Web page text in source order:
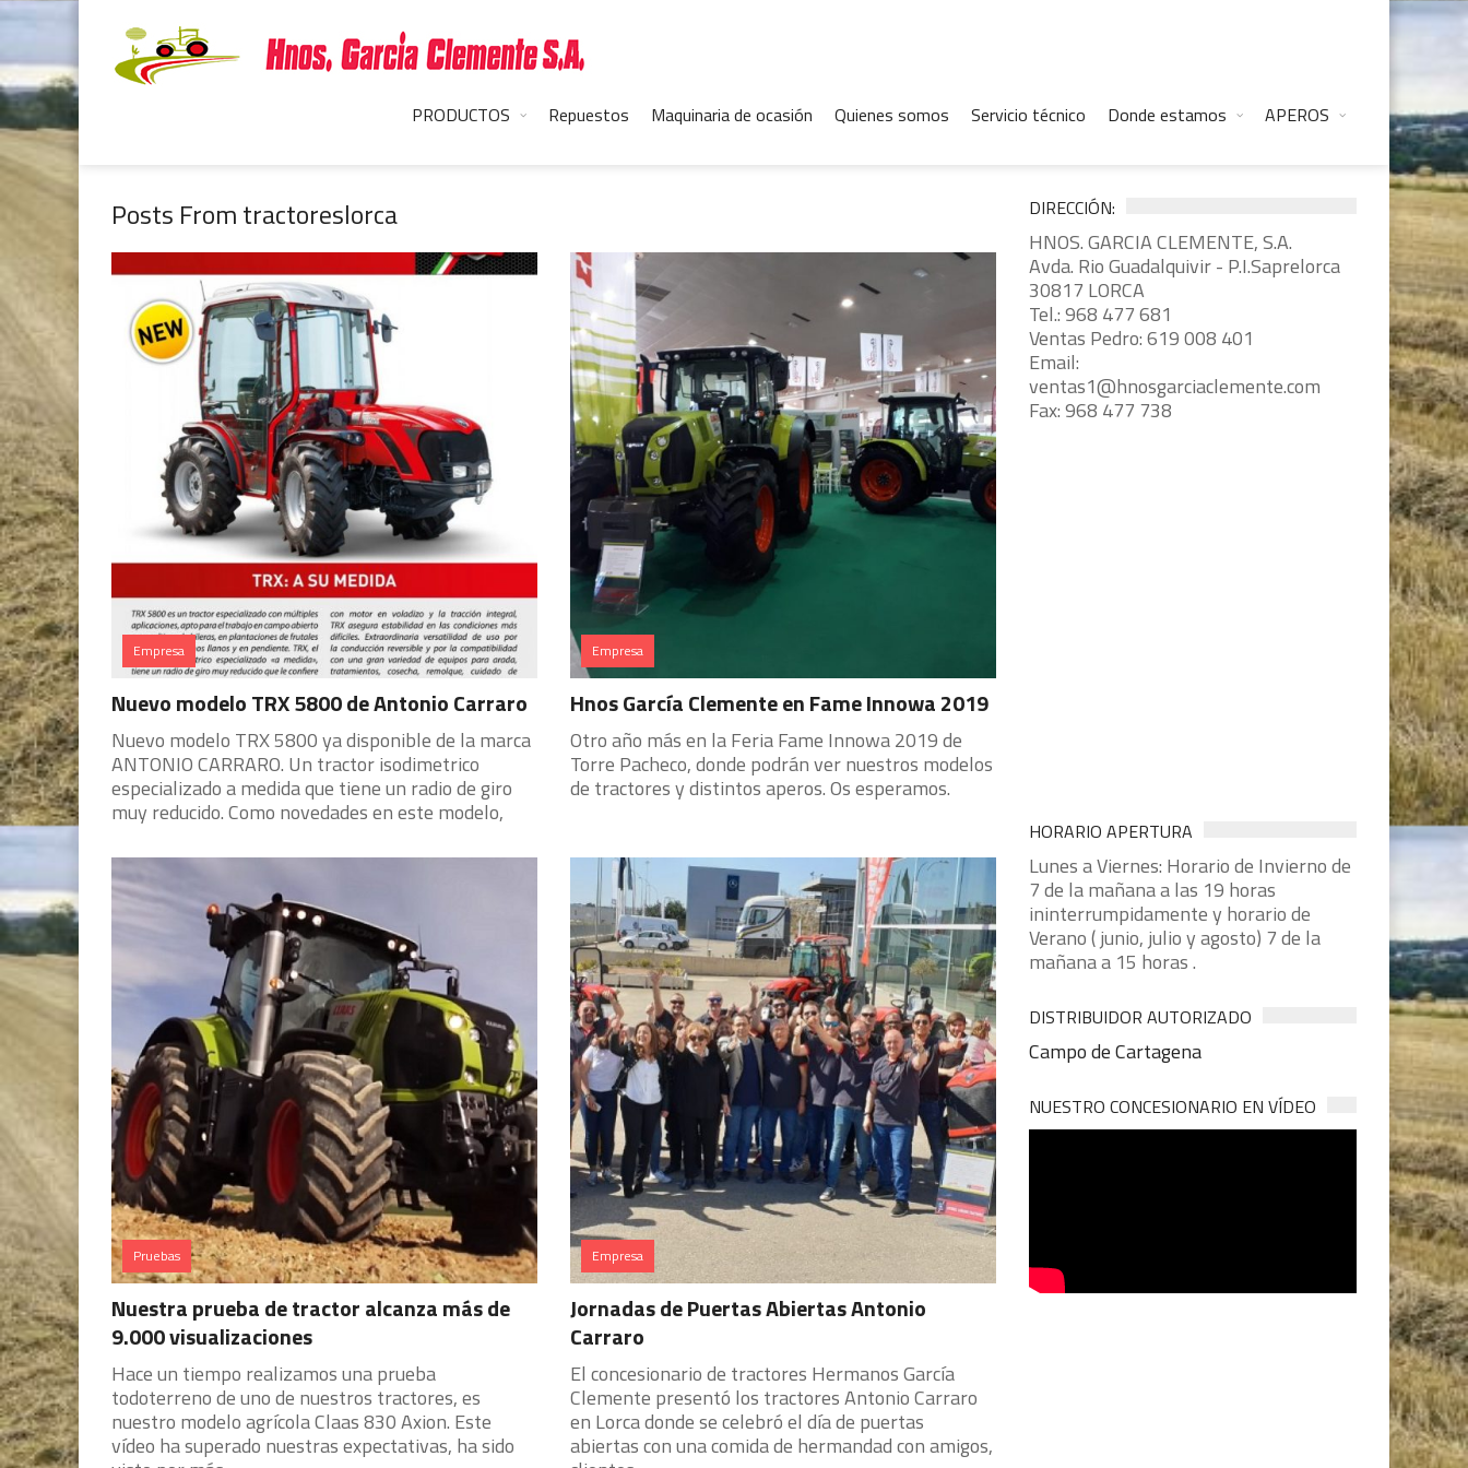
PRODUCTOS Repuestos Maquinaria de ocasión Quienes somos Servicio técnico Donde estamos APEROS
Posts From tractoreslorca
Empresa
Nuevo modelo TRX 5800 de Antonio Carraro
Nuevo modelo TRX 5800 ya disponible de la marca
ANTONIO CARRARO. Un tractor isodimetrico
especializado a medida que tiene un radio de giro
muy reducido. Como novedades en este modelo,
Empresa
Hnos García Clemente en Fame Innowa 2019
Otro año más en la Feria Fame Innowa 2019 de
Torre Pacheco, donde podrán ver nuestros modelos
de tractores y distintos aperos. Os esperamos.
Pruebas
Nuestra prueba de tractor alcanza más de
9.000 visualizaciones
Hace un tiempo realizamos una prueba
todoterreno de uno de nuestros tractores, es
nuestro modelo agrícola Claas 830 Axion. Este
vídeo ha superado nuestras expectativas, ha sido
Empresa
Jornadas de Puertas Abiertas Antonio
Carraro
El concesionario de tractores Hermanos García
Clemente presentó los tractores Antonio Carraro
en Lorca donde se celebró el día de puertas
abiertas con una comida de hermandad con amigos,
DIRECCIÓN:
HNOS. GARCIA CLEMENTE, S.A.
Avda. Rio Guadalquivir - P.I.Saprelorca
30817 LORCA
Tel.: 968 477 681
Ventas Pedro: 619 008 401
Email:
ventas1@hnosgarciaclemente.com
Fax: 968 477 738
HORARIO APERTURA
Lunes a Viernes: Horario de Invierno de
7 de la mañana a las 19 horas
ininterrumpidamente y horario de
Verano ( junio, julio y agosto) 7 de la
mañana a 15 horas .
DISTRIBUIDOR AUTORIZADO
Campo de Cartagena
NUESTRO CONCESIONARIO EN VÍDEO